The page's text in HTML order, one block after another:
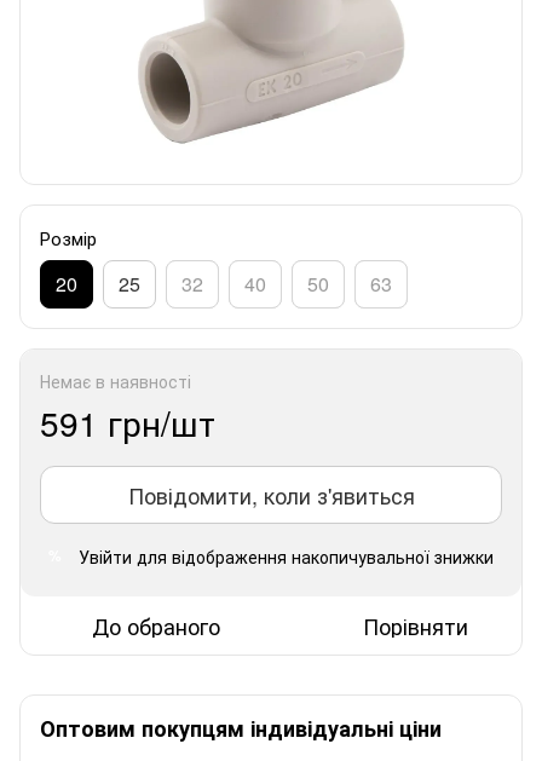
Розмір
20 25 32 40 50 63
Немає в наявності
591 грн/шт
Повідомити, коли з'явиться
Увійти для відображення накопичувальної знижки
До обраного Порівняти
Оптовим покупцям індивідуальні ціни